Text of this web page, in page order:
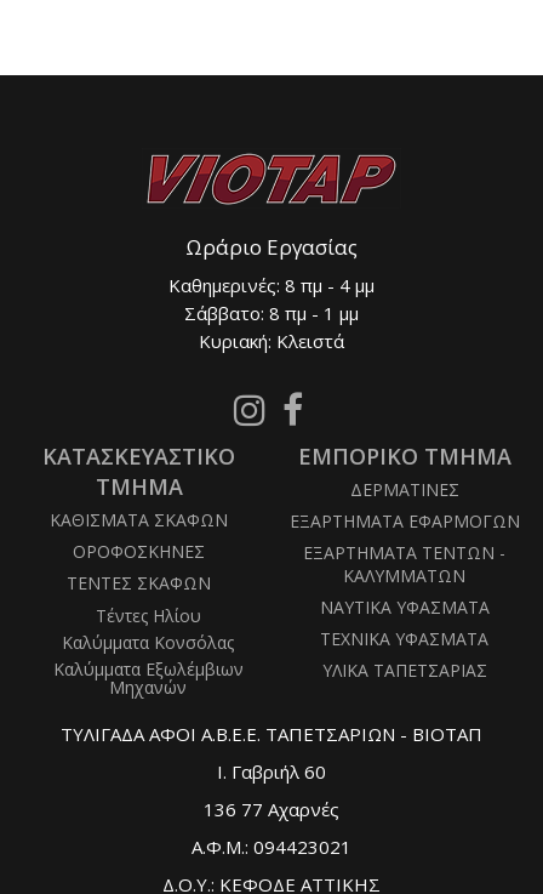
Ωράριο Εργασίας
Καθημερινές: 8 πμ - 4 μμ
Σάββατο: 8 πμ - 1 μμ
Κυριακή: Κλειστά
Follow
on
Facebook
ΚΑΤΑΣΚΕΥΑΣΤΙΚΟ
ΤΜΗΜΑ
ΚΑΘΙΣΜΑΤΑ ΣΚΑΦΩΝ
ΟΡΟΦΟΣΚΗΝΕΣ
ΤΕΝΤΕΣ ΣΚΑΦΩΝ
Τέντες Ηλίου
Καλύμματα Κονσόλας
Καλύμματα Εξωλέμβιων
Μηχανών
ΕΜΠΟΡΙΚΟ ΤΜΗΜΑ
ΔΕΡΜΑΤΙΝΕΣ
ΕΞΑΡΤΗΜΑΤΑ ΕΦΑΡΜΟΓΩΝ
ΕΞΑΡΤΗΜΑΤΑ ΤΕΝΤΩΝ -
ΚΑΛΥΜΜΑΤΩΝ
ΝΑΥΤΙΚΑ ΥΦΑΣΜΑΤΑ
ΤΕΧΝΙΚΑ ΥΦΑΣΜΑΤΑ
ΥΛΙΚΑ ΤΑΠΕΤΣΑΡΙΑΣ
ΤΥΛΙΓΑΔΑ ΑΦΟΙ Α.Β.Ε.Ε. ΤΑΠΕΤΣΑΡΙΩΝ - ΒΙΟΤΑΠ
Ι. Γαβριήλ 60
136 77 Αχαρνές
Α.Φ.Μ.: 094423021
Δ.Ο.Υ.: ΚΕΦΟΔΕ ΑΤΤΙΚΗΣ